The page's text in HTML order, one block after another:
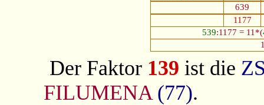
639
1177
539:1177 = 11*(
Der Faktor 139 ist die
FILUMENA (77).